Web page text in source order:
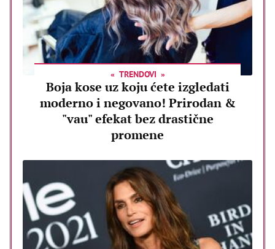
TRENDOVI
Boja kose uz koju ćete izgledati
moderno i negovano! Prirodan &
"vau" efekat bez drastične
promene